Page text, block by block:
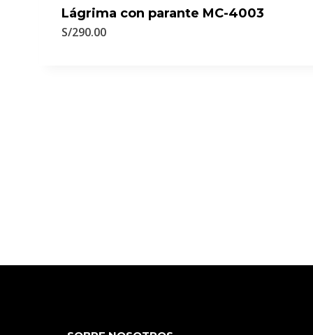
Lágrima con parante MC-4003
S/290.00